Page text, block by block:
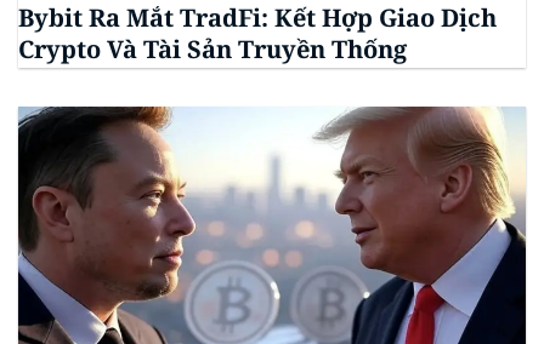
Bybit Ra Mắt TradFi: Kết Hợp Giao Dịch
Crypto Và Tài Sản Truyền Thống